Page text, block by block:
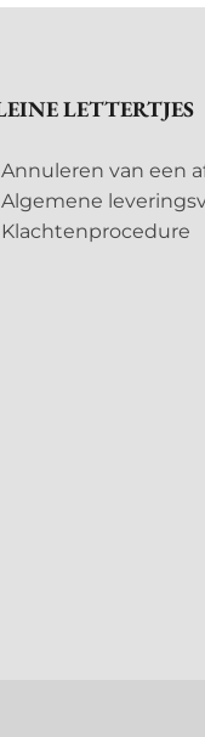
LETTERTJES
Annuleren van een
Algemene
Klachtenprocedure